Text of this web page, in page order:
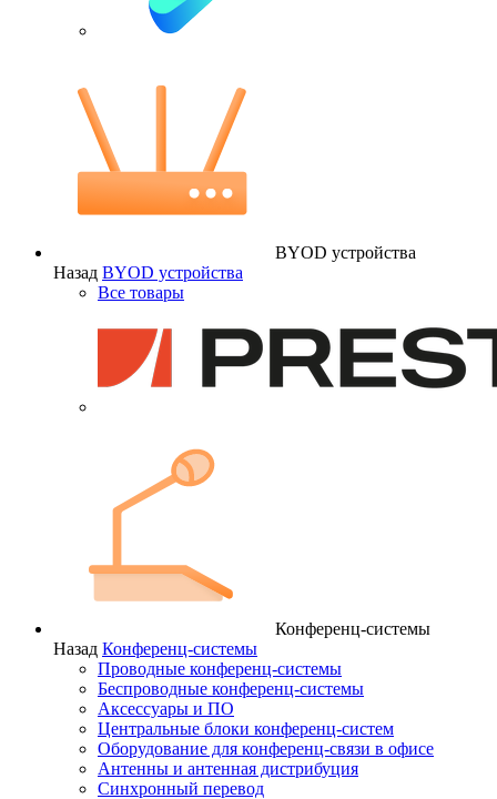
BYOD устройства
Назад BYOD устройства
Все товары
Конференц-системы
Назад Конференц-системы
Проводные конференц-системы
Беспроводные конференц-системы
Аксессуары и ПО
Центральные блоки конференц-систем
Оборудование для конференц-связи в офисе
Антенны и антенная дистрибуция
Синхронный перевод